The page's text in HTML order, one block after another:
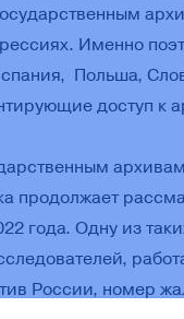
Именно
Польша,
доступ к
продолжает
года. Одну из
России, номер